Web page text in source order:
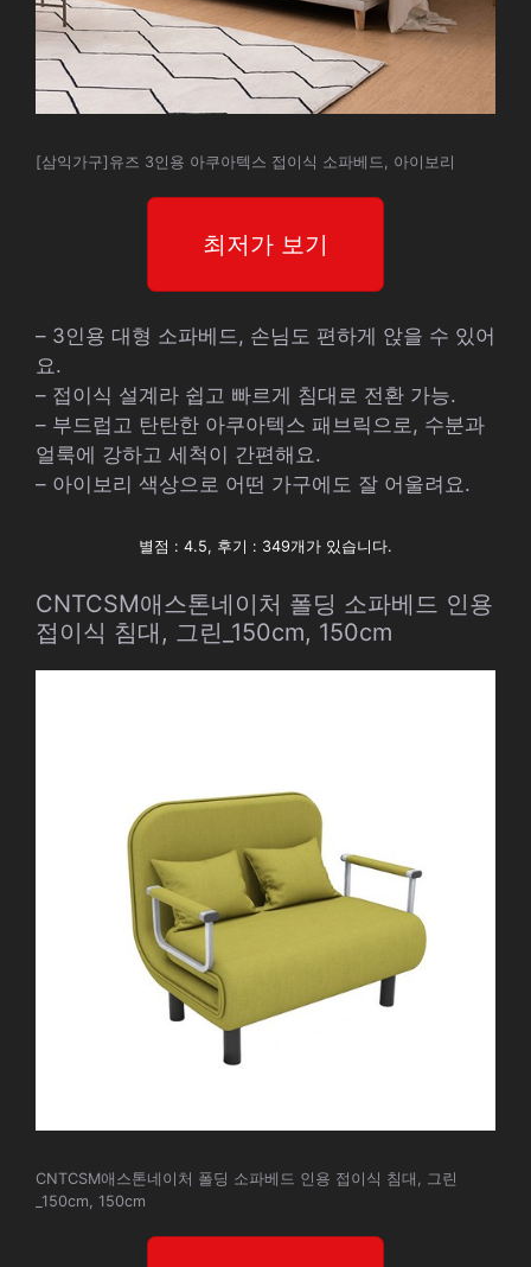
[삼익가구]유즈 3인용 아쿠아텍스 접이식 소파베드, 아이보리
최저가 보기
– 3인용 대형 소파베드, 손님도 편하게 앉을 수 있어
요.
– 접이식 설계라 쉽고 빠르게 침대로 전환 가능.
– 부드럽고 탄탄한 아쿠아텍스 패브릭으로, 수분과
얼룩에 강하고 세척이 간편해요.
– 아이보리 색상으로 어떤 가구에도 잘 어울려요.
별점 : 4.5, 후기 : 349개가 있습니다.
CNTCSM애스톤네이처 폴딩 소파베드 인용
접이식 침대, 그린_150cm, 150cm
CNTCSM애스톤네이처 폴딩 소파베드 인용 접이식 침대, 그린
_150cm, 150cm